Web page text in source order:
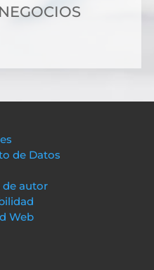
de Datos
de autor
Web